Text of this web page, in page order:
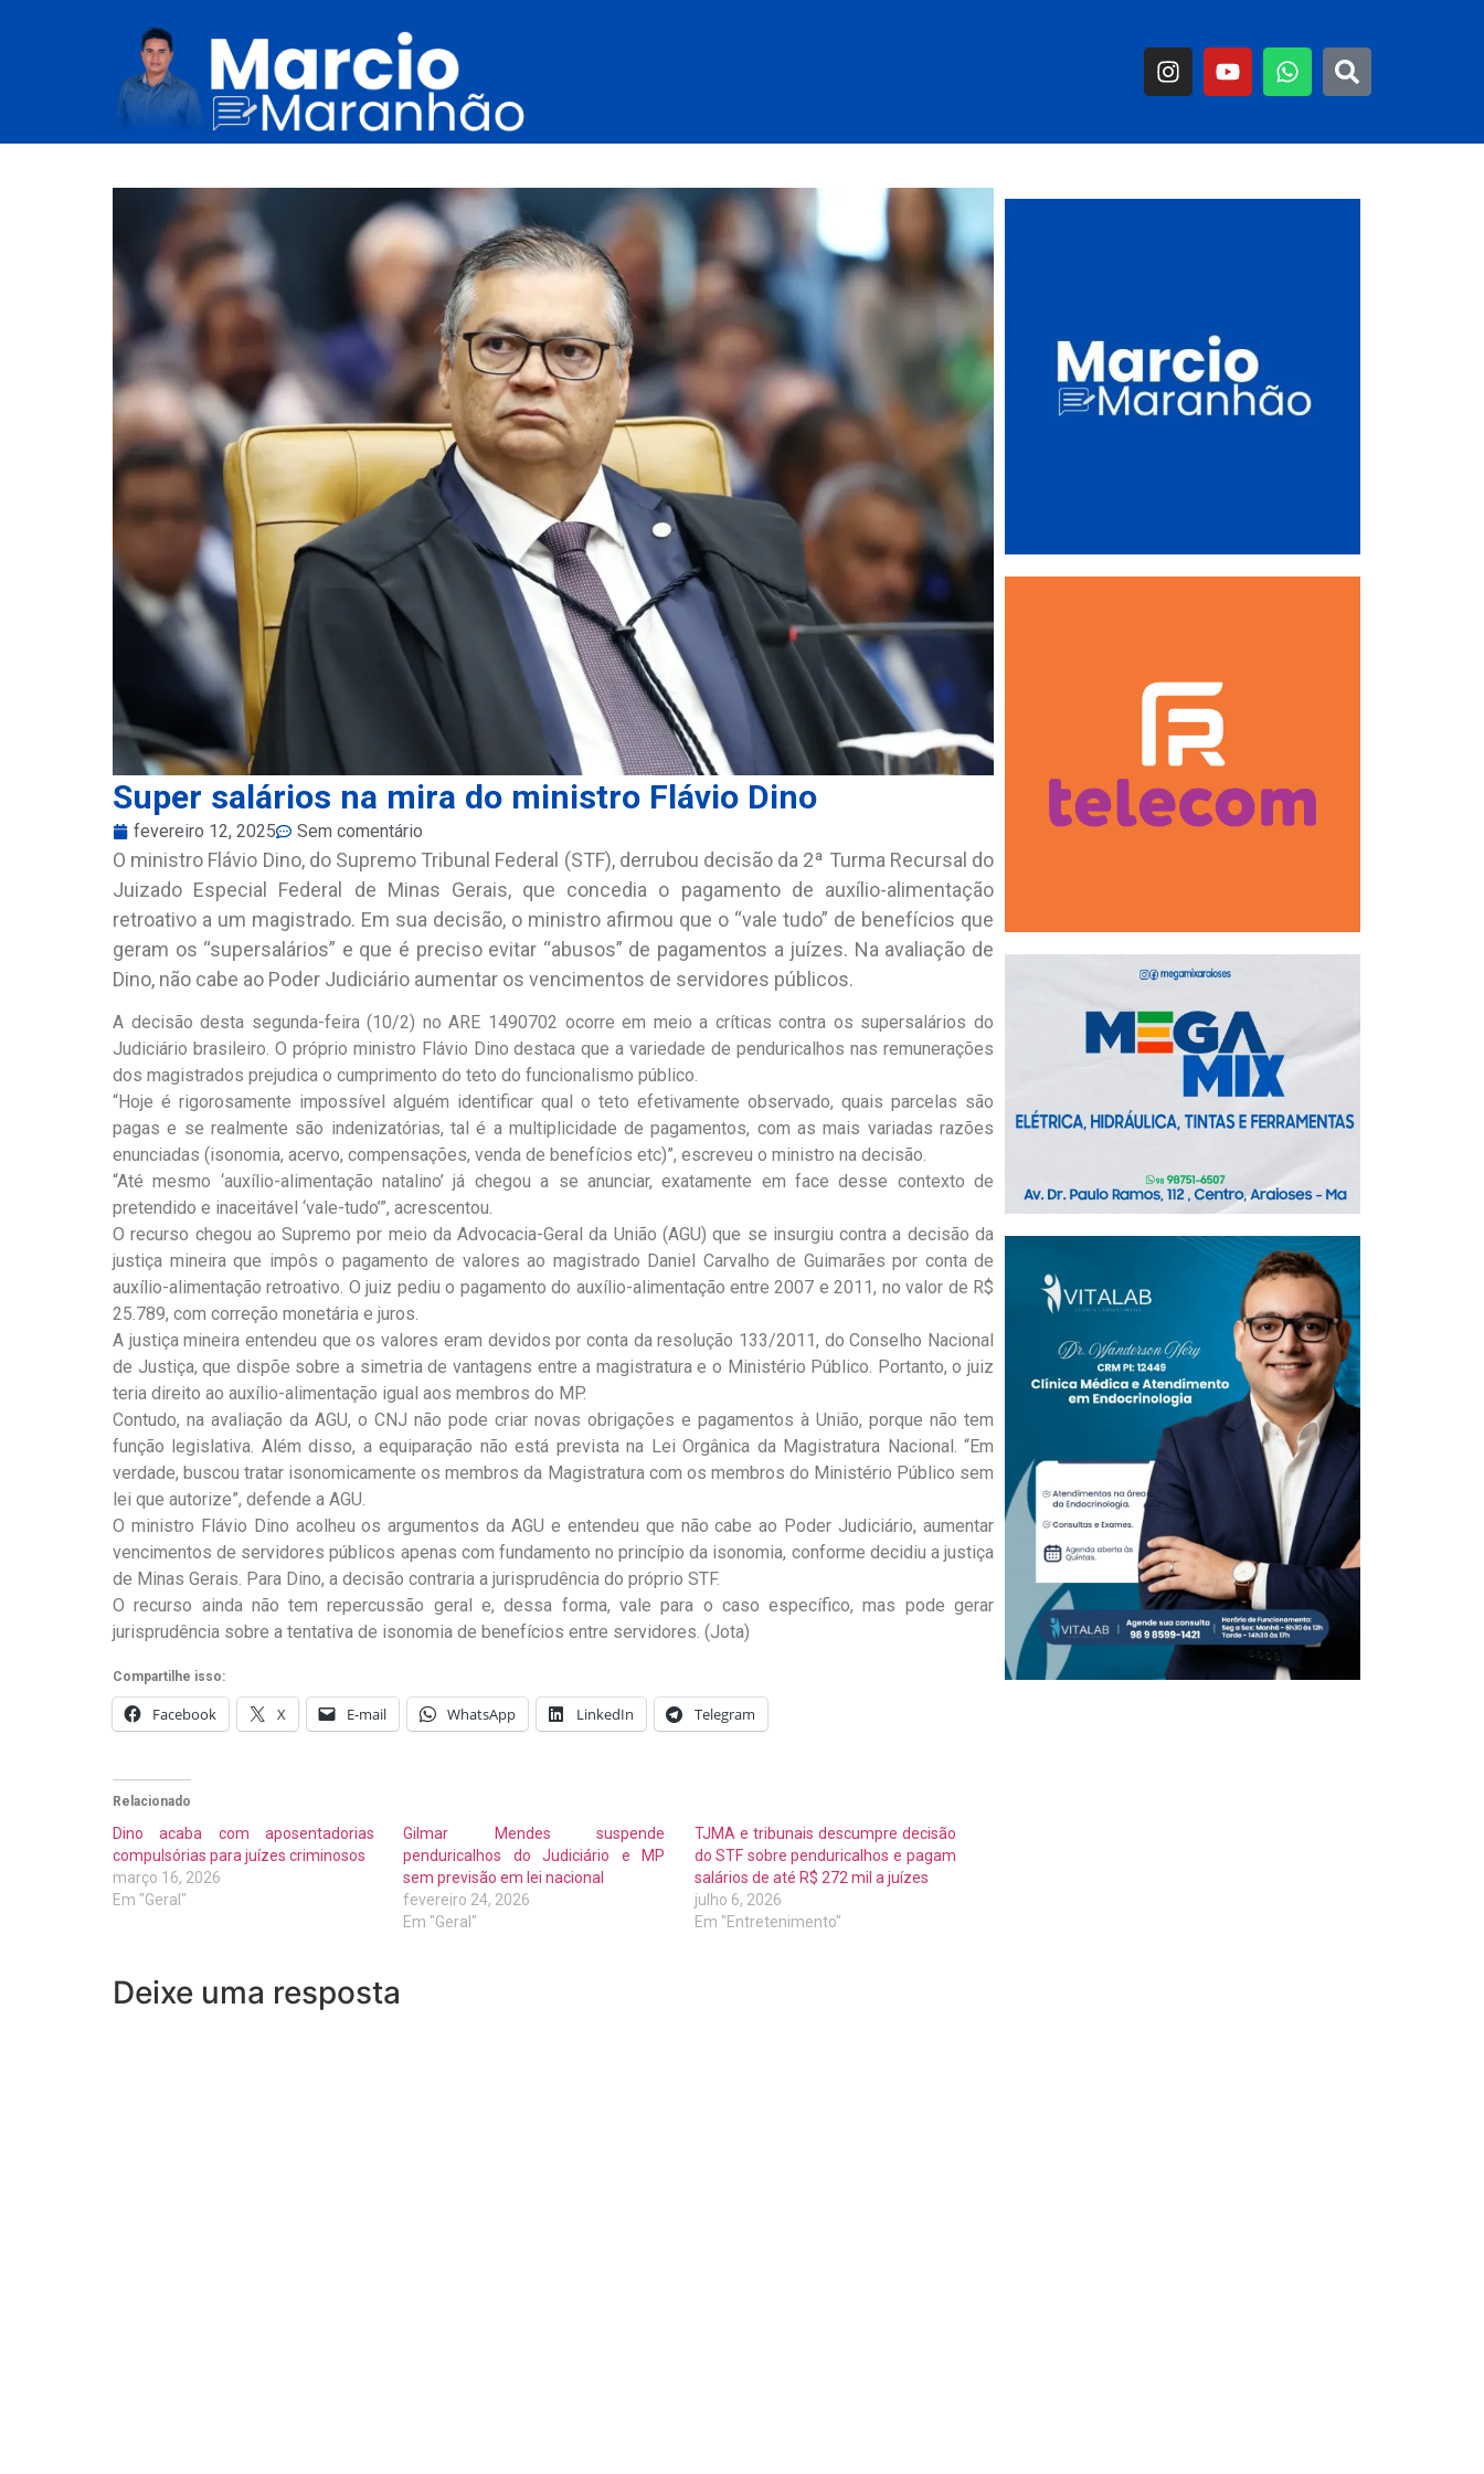
Super salários na mira do ministro Flávio Dino
fevereiro 12, 2025 Sem comentário
O ministro Flávio Dino, do Supremo Tribunal Federal (STF), derrubou decisão da 2ª Turma Recursal do
Juizado Especial Federal de Minas Gerais, que concedia o pagamento de auxílio-alimentação
retroativo a um magistrado. Em sua decisão, o ministro afirmou que o “vale tudo” de benefícios que
geram os “supersalários” e que é preciso evitar “abusos” de pagamentos a juízes. Na avaliação de
Dino, não cabe ao Poder Judiciário aumentar os vencimentos de servidores públicos.
A decisão desta segunda-feira (10/2) no ARE 1490702 ocorre em meio a críticas contra os supersalários do
Judiciário brasileiro. O próprio ministro Flávio Dino destaca que a variedade de penduricalhos nas remunerações
dos magistrados prejudica o cumprimento do teto do funcionalismo público.
“Hoje é rigorosamente impossível alguém identificar qual o teto efetivamente observado, quais parcelas são
pagas e se realmente são indenizatórias, tal é a multiplicidade de pagamentos, com as mais variadas razões
enunciadas (isonomia, acervo, compensações, venda de benefícios etc)”, escreveu o ministro na decisão.
“Até mesmo ‘auxílio-alimentação natalino’ já chegou a se anunciar, exatamente em face desse contexto de
pretendido e inaceitável ‘vale-tudo’”, acrescentou.
O recurso chegou ao Supremo por meio da Advocacia-Geral da União (AGU) que se insurgiu contra a decisão da
justiça mineira que impôs o pagamento de valores ao magistrado Daniel Carvalho de Guimarães por conta de
auxílio-alimentação retroativo. O juiz pediu o pagamento do auxílio-alimentação entre 2007 e 2011, no valor de R$
25.789, com correção monetária e juros.
A justiça mineira entendeu que os valores eram devidos por conta da resolução 133/2011, do Conselho Nacional
de Justiça, que dispõe sobre a simetria de vantagens entre a magistratura e o Ministério Público. Portanto, o juiz
teria direito ao auxílio-alimentação igual aos membros do MP.
Contudo, na avaliação da AGU, o CNJ não pode criar novas obrigações e pagamentos à União, porque não tem
função legislativa. Além disso, a equiparação não está prevista na Lei Orgânica da Magistratura Nacional. “Em
verdade, buscou tratar isonomicamente os membros da Magistratura com os membros do Ministério Público sem
lei que autorize”, defende a AGU.
O ministro Flávio Dino acolheu os argumentos da AGU e entendeu que não cabe ao Poder Judiciário, aumentar
vencimentos de servidores públicos apenas com fundamento no princípio da isonomia, conforme decidiu a justiça
de Minas Gerais. Para Dino, a decisão contraria a jurisprudência do próprio STF.
O recurso ainda não tem repercussão geral e, dessa forma, vale para o caso específico, mas pode gerar
jurisprudência sobre a tentativa de isonomia de benefícios entre servidores. (Jota)
Compartilhe isso:
Facebook X E-mail WhatsApp LinkedIn Telegram
Relacionado
Dino acaba com aposentadorias
compulsórias para juízes criminosos
março 16, 2026
Em "Geral"
Gilmar Mendes suspende
penduricalhos do Judiciário e MP
sem previsão em lei nacional
fevereiro 24, 2026
Em "Geral"
TJMA e tribunais descumpre decisão
do STF sobre penduricalhos e pagam
salários de até R$ 272 mil a juízes
julho 6, 2026
Em "Entretenimento"
Deixe uma resposta